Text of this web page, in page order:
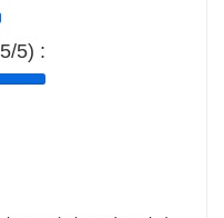
5) :